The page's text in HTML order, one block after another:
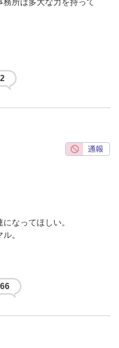
なってほしい。
。
66